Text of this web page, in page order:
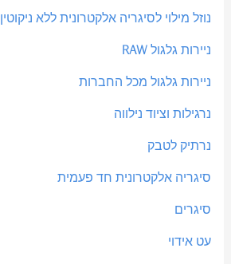
נוזל מילוי לסיגריה אלקטרונית ללא ניקוטין
ניירות גלגול RAW
ניירות גלגול מכל החברות
נרגילות וציוד נילווה
נרתיק לטבק
סיגריה אלקטרונית חד פעמית
סיגרים
עט אידוי